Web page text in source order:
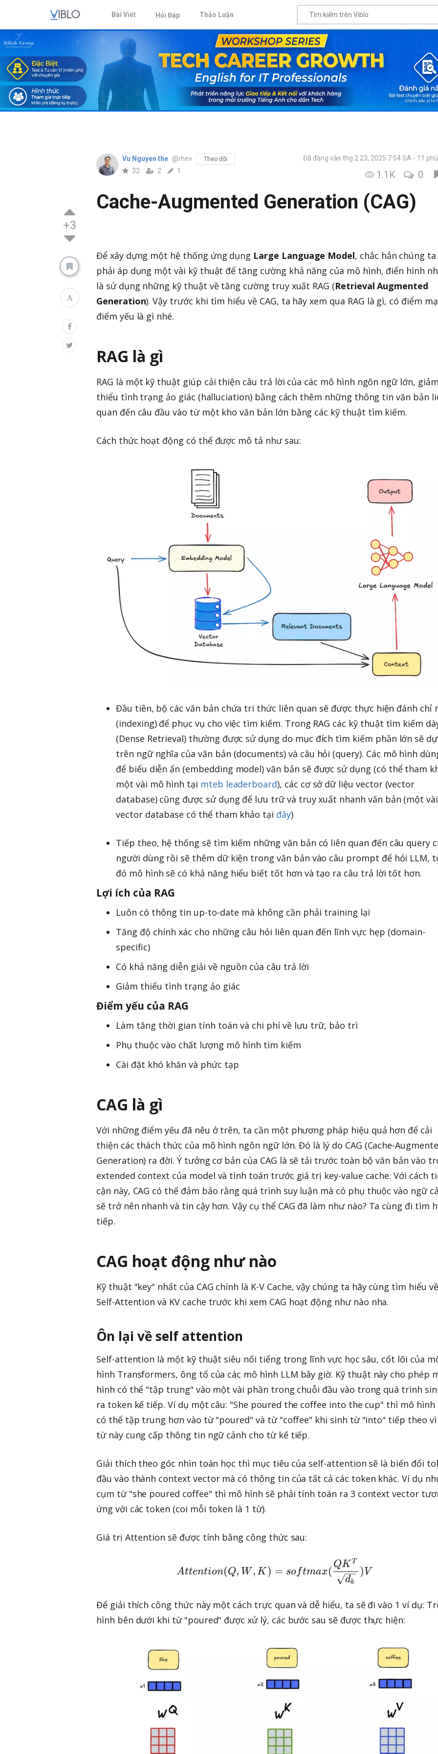
Bài Viết Hỏi Đáp Thảo Luận
+3
Vu Nguyen the @rhev Theo dõi
32 2 1
Đã đăng vào thg 2 23, 2025 7:54 SA 11
1.1K 0
Cache-Augmented Generation (CAG)
Để xây dựng một hệ thống ứng dụng Large Language Model, chắc hẳn chúng ta
phải áp dụng một vài kỹ thuật để tăng cường khả năng của mô hình, điển hình
là sử dụng những kỹ thuật về tăng cường truy xuất RAG (Retrieval Augmented
Generation). Vậy trước khi tìm hiểu về CAG, ta hãy xem qua RAG là gì, có điểm
điểm yếu là gì nhé.
RAG là gì
RAG là một kỹ thuật giúp cải thiện câu trả lời của các mô hình ngôn ngữ lớn, giảm
thiểu tình trạng ảo giác (halluciation) bằng cách thêm những thông tin văn bản
quan đến câu đầu vào từ một kho văn bản lớn bằng các kỹ thuật tìm kiếm.
Cách thức hoạt động có thể được mô tả như sau:
Đầu tiên, bộ các văn bản chứa tri thức liên quan sẽ được thực hiện đánh chỉ
(indexing) để phục vụ cho việc tìm kiếm. Trong RAG các kỹ thuật tìm kiếm
(Dense Retrieval) thường được sử dụng do mục đích tìm kiếm phần lớn sẽ
trên ngữ nghĩa của văn bản (documents) và câu hỏi (query). Các mô hình
để biểu diễn ẩn (embedding model) văn bản sẽ được sử dụng (có thể tham
một vài mô hình tại mteb leaderboard), các cơ sở dữ liệu vector (vector
database) cũng được sử dụng để lưu trữ và truy xuất nhanh văn bản (một vài
vector database có thể tham khảo tại đây)
Tiếp theo, hệ thống sẽ tìm kiếm những văn bản có liên quan đến câu query
người dùng rồi sẽ thêm dữ kiện trong văn bản vào câu prompt để hỏi LLM,
đó mô hình sẽ có khả năng hiểu biết tốt hơn và tạo ra câu trả lời tốt hơn.
Lợi ích của RAG
Luôn có thông tin up-to-date mà không cần phải training lại
Tăng độ chính xác cho những câu hỏi liên quan đến lĩnh vực hẹp (domain-
specific)
Có khả năng diễn giải về nguồn của câu trả lời
Giảm thiểu tình trạng ảo giác
Điểm yếu của RAG
Làm tăng thời gian tính toán và chi phí về lưu trữ, bảo trì
Phụ thuộc vào chất lượng mô hình tìm kiếm
Cài đặt khó khăn và phức tạp
CAG là gì
Với những điểm yếu đã nêu ở trên, ta cần một phương pháp hiệu quả hơn để cải
thiện các thách thức của mô hình ngôn ngữ lớn. Đó là lý do CAG (Cache-
Generation) ra đời. Ý tưởng cơ bản của CAG là sẽ tải trước toàn bộ văn bản vào
extended context của model và tình toán trước giá trị key-value cache. Với cách
cận này, CAG có thể đảm bảo rằng quá trình suy luận mà có phụ thuộc vào ngữ
sẽ trở nên nhanh và tin cậy hơn. Vậy cụ thể CAG đã làm như nào? Ta cùng đi tìm
tiếp.
CAG hoạt động như nào
Kỹ thuật "key" nhất của CAG chính là K-V Cache, vậy chúng ta hãy cùng tìm hiểu về
Self-Attention và KV cache trước khi xem CAG hoạt động như nào nha.
Ôn lại về self attention
Self-attention là một kỹ thuật siêu nổi tiếng trong lĩnh vực học sâu, cốt lõi của
hình Transformers, ông tổ của các mô hình LLM bây giờ. Kỹ thuật này cho phép
hình có thể "tập trung" vào một vài phần trong chuỗi đầu vào trong quá trình
ra token kế tiếp. Ví dụ một câu: "She poured the coffee into the cup" thì mô hình
có thể tập trung hơn vào từ "poured" và từ "coffee" khi sinh từ "into" tiếp theo vì
từ này cung cấp thông tin ngữ cảnh cho từ kế tiếp.
Giải thích theo góc nhìn toán học thì mục tiêu của self-attention sẽ là biến đổi
đầu vào thành context vector mà có thông tin của tất cả các token khác. Ví dụ
cụm từ "she poured coffee" thì mô hình sẽ phải tính toán ra 3 context vector
ứng với các token (coi mỗi token là 1 từ).
Giá trị Attention sẽ được tính bằng công thức sau:
Attention(Q,W,K) =
Attention(Q, W ,K) = softmax(
dk
QK T
) V
Để giải thích công thức này một cách trực quan và dễ hiểu, ta sẽ đi vào 1 ví dụ:
hình bên dưới khi từ "poured" được xử lý, các bước sau sẽ được thực hiện: